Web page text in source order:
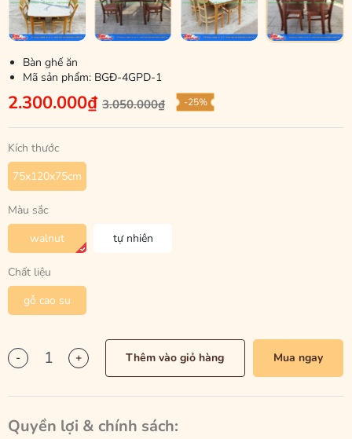
Bàn ghế ăn
Mã sản phẩm: BGĐ-4GPD-1
2.300.000₫ 3.050.000₫ -25%
Kích thước
75x120x75cm
Màu sắc
walnut
tự nhiên
Chất liệu
gỗ cao su
- + Thêm vào giỏ hàng Mua ngay
Quyền lợi & chính sách: